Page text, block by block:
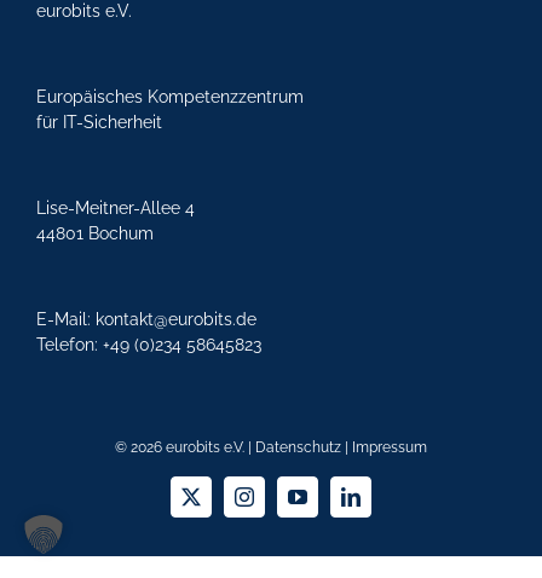
Kontakt
eurobits e.V.
Europäisches Kompetenzzentrum
für IT-Sicherheit
Lise-Meitner-Allee 4
44801 Bochum
E-Mail: kontakt@eurobits.de
Telefon: +49 (0)234 58645823
© 2026 eurobits e.V. | Datenschutz Impressum
X InstagramYouTubeLinkedIn